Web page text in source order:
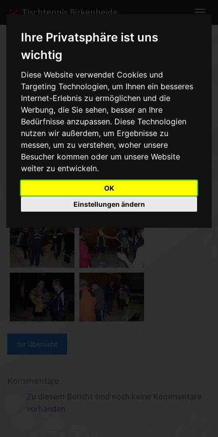
Ihre Privatsphäre ist uns
wichtig
Diese Website verwendet Cookies und
Targeting Technologien, um Ihnen ein besseres
Internet-Erlebnis zu ermöglichen und die
Werbung, die Sie sehen, besser an Ihre
Bedürfnisse anzupassen. Diese Technologien
nutzen wir außerdem, um Ergebnisse zu
messen, um zu verstehen, woher unsere
Besucher kommen oder um unsere Website
weiter zu entwickeln.
OK
Einstellungen ändern
Tischtennis Birkenheide
Home Berichte
2007
1. Herren - Spitzenspiel gegen Limburgerhof
1. Herren - Spitzenspiel gegen
Limburgerhof- 25.03.2007
Bilder
zur Übersicht
Kommentare
Zu diesem Bericht sind noch keine Kommentare
vorhanden.